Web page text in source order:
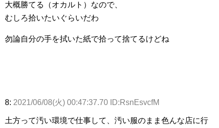
大概勝てる（オカルト）なので、
むしろ拾いたいぐらいだわ
勿論自分の手を拭いた紙で拾って捨てるけどね
8: 2021/06/08(火) 00:47:37.70 ID:RsnEsvcfM
土方って汚い環境で仕事して、汚い服のまま色んな店に行